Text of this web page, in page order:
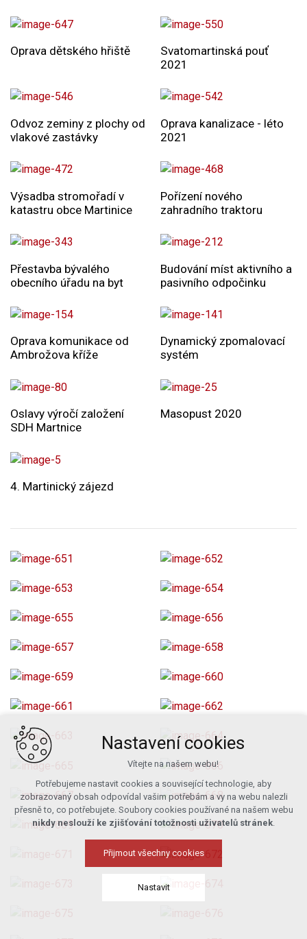
Oprava dětského hřiště
Svatomartinská pouť
2021
Odvoz zeminy z plochy od
vlakové zastávky
Oprava kanalizace - léto
2021
Výsadba stromořadí v
katastru obce Martinice
Pořízení nového
zahradního traktoru
Přestavba bývalého
obecního úřadu na byt
Budování míst aktivního a
pasivního odpočinku
Oprava komunikace od
Ambrožova kříže
Dynamický zpomalovací
systém
Oslavy výročí založení
SDH Martnice
Masopust 2020
4. Martinický zájezd
Nastavení cookies
Vítejte na našem webu!
Potřebujeme nastavit cookies a související technologie, aby
zobrazovaný obsah odpovídal vašim potřebám a vy na webu nalezli
přesně to, co potřebujete. Soubory cookies používané na našem webu
nikdy neslouží ke zjišťování totožnosti uživatelů stránek.
Přijmout všechny cookies
Nastavit